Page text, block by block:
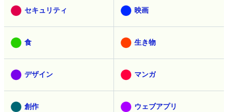
セキュリティ 映画
食 生き物
デザイン マンガ
創作 ウェブアプリ